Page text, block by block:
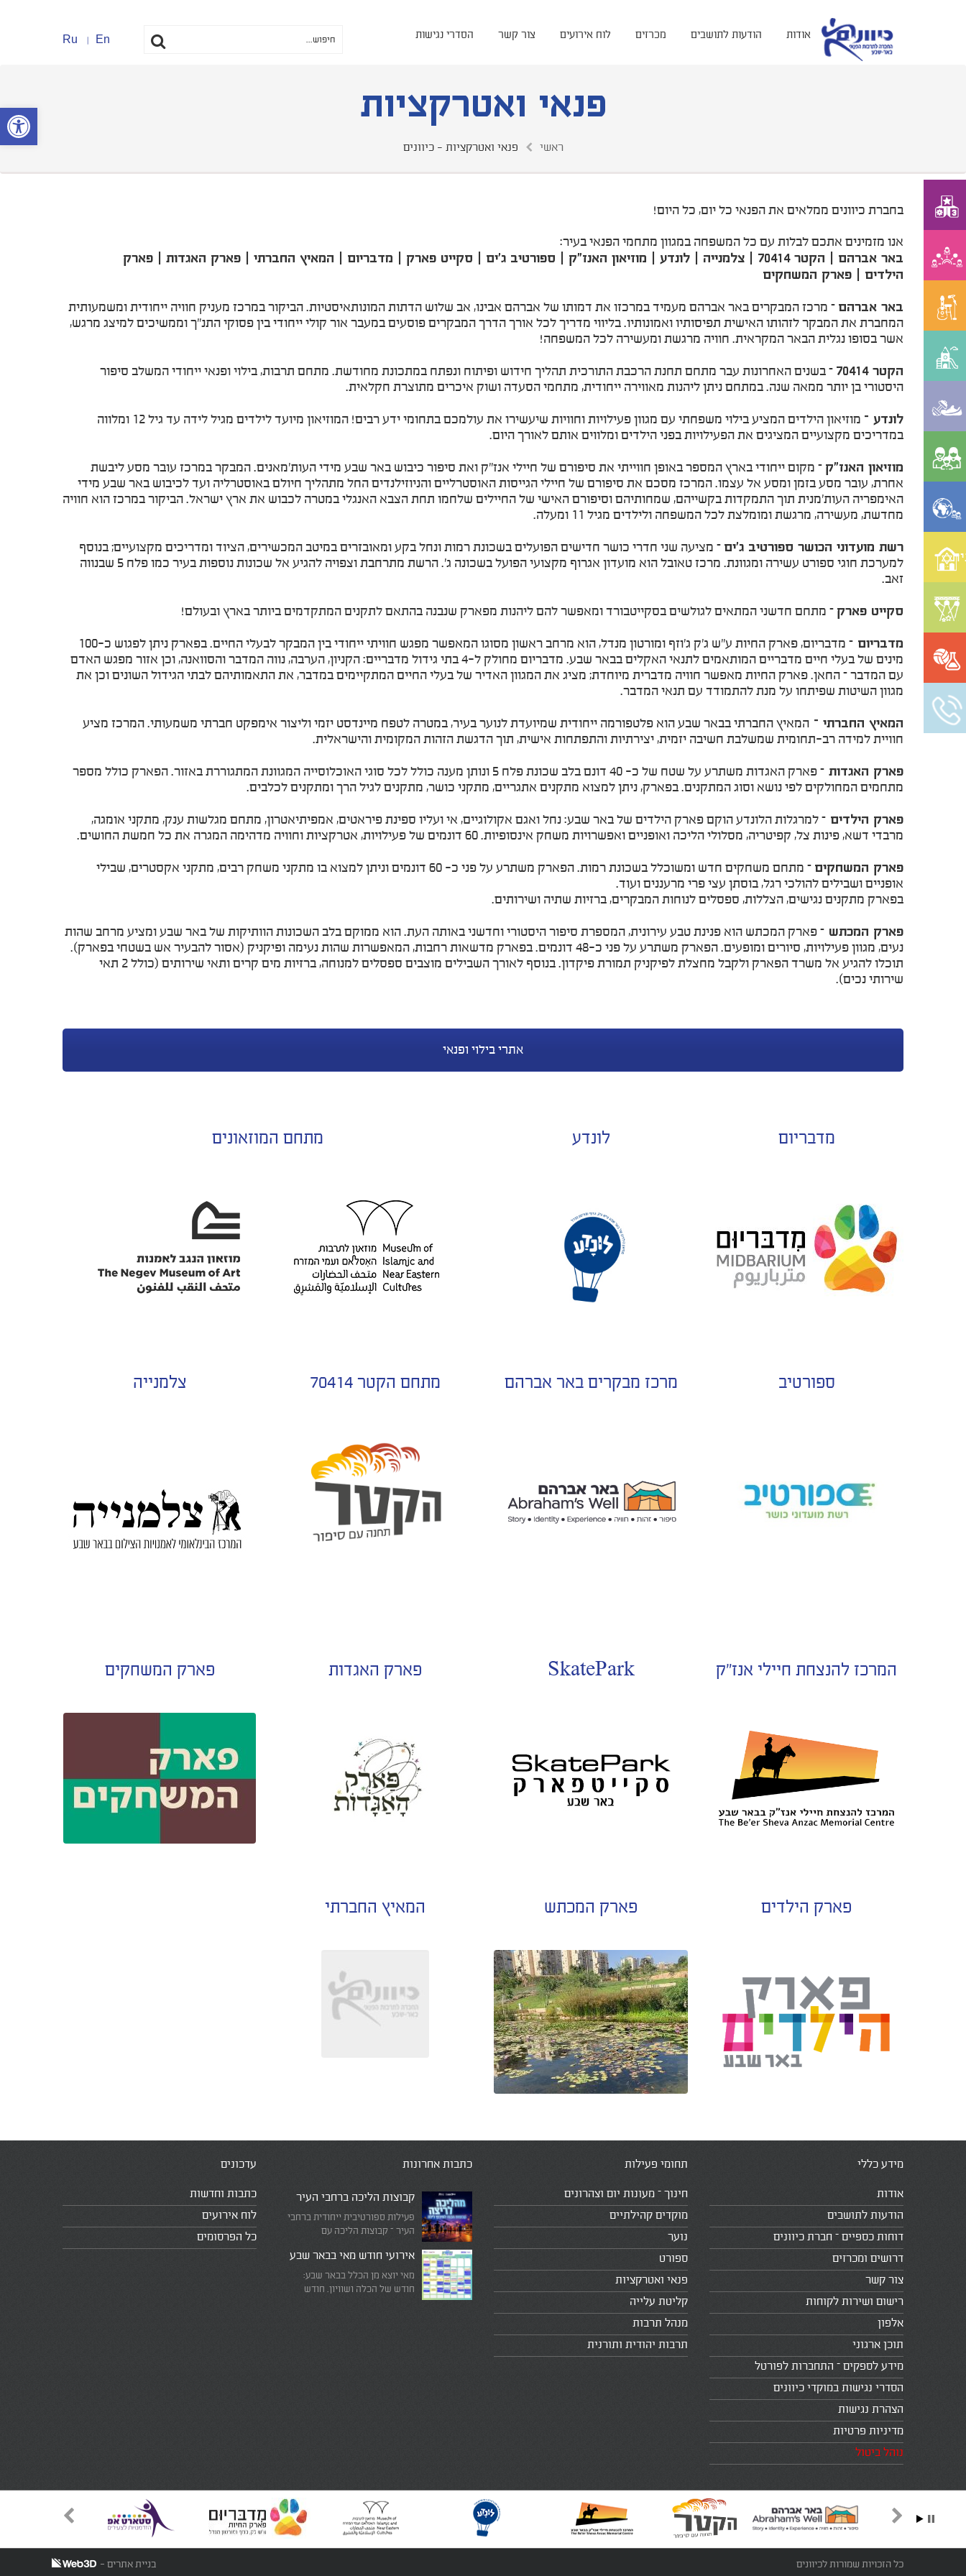
פתח סרגל
אודות הודעות לתושבים מכרזים לוח אירועים צור קשר הסדרי נגישות En
Ru
פנאי ואטרקציות
ראשי פנאי ואטרקציות - כיוונים
בחברת כיוונים ממלאים את הפנאי כל יום, כל היום!
אנו מזמינים אתכם לבלות עם כל המשפחה במגוון מתחמי הפנאי בעיר:
באר אברהם | הקטר 70414 | צלמנייה | לונדע | מוזיאון האנז"ק | ספורטיב ג'ים | סקייט פארק | מדבריום | המאיץ החברתי | פארק האגדות | פארק
הילדים | פארק המשחקים
באר אברהם – מרכז המבקרים באר אברהם מעמיד במרכזו את דמותו של אברהם אבינו, אב שלוש הדתות המונותאיסטיות. הביקור במרכז מעניק חוויה ייחודית ומשמעותית
המחברת את המבקר לזהותו האישית תפיסותיו ואמונותיו. בליווי מדריך לכל אורך הדרך המבקרים פוסעים במעבר אור קולי ייחודי בין פסוקי התנ"ך וממשיכים למיצג מרגש,
אשר בסופו נגלית הבאר המקראית. חוויה מרגשת ומעשירה לכל המשפחה!
הקטר 70414
– בשנים האחרונות עבר מתחם תחנת הרכבת התורכית תהליך חידוש ופיתוח ונפתח במתכונת מחודשת. מתחם תרבות, בילוי ופנאי ייחודי המשלב סיפור
היסטורי בן יותר ממאה שנה. במתחם ניתן ליהנות מאווירה ייחודית, מתחמי הסעדה ושוק איכרים מתוצרת חקלאית.
לונדע –
מוזיאון הילדים המציע בילוי משפחתי עם מגוון פעילויות וחוויות שיעשירו את עולמכם בתחומי ידע רבים! המוזיאון מיועד לילדים מגיל לידה עד גיל 12 ומלווה
במדריכים מקצועיים המציגים את הפעילויות בפני הילדים ומלווים אותם לאורך היום.
מוזיאון האנז"ק – מקום ייחודי בארץ המספר באופן חווייתי את סיפורם של חיילי אנז"ק ואת סיפור כיבוש באר שבע מידי העות'מאנים. המבקר במרכז עובר מסע ליבשת
אחרת, עובר מסע בזמן ומסע אל עצמו. המרכז מסכם את סיפורם של חיילי הגייסות האוסטרליים והניוזילנדים החל מתהליך חיולם באוסטרליה ועד לכיבוש באר שבע מידי
האימפריה העות'מנית תוך התמקדות בקשייהם, שמחותיהם וסיפורם האישי של החיילים שלחמו תחת הצבא האנגלי במטרה לכבוש את ארץ ישראל. הביקור במרכז הוא חוויה
מחדשת, מעשירה, מרגשת ומומלצת לכל המשפחה ולילדים מגיל 11 ומעלה.
רשת מועדוני הכושר ספורטיב ג'ים – מציעה שני חדרי כושר חדישים הפועלים בשכונת רמות ונחל בקע ומאובזרים במיטב המכשירים, הציוד ומדריכים מקצועיים; בנוסף
למערכת חוגי ספורט עשירה ומגוונת. מרכז טאובל הוא מועדון אגרוף מקצועי הפועל בשכונה ג'. הרשת מתרחבת וצפויה להגיע אל שכונות נוספות בעיר כמו פלח 5 שבנווה
זאב.
סקייט פארק – מתחם חדשני המתאים לגולשים בסקייטבורד ומאפשר להם ליהנות מפארק שנבנה בהתאם לתקנים המתקדמים ביותר בארץ ובעולם!
מדבריום
– מדבריום, פארק החיות ע"ש ג'ק ג'וזף ומורטון מנדל, הוא מרחב ראשון מסוגו המאפשר מפגש חוויתי ייחודי בין המבקר לבעלי החיים. בפארק ניתן לפגוש כ-100
מינים של בעלי חיים מדבריים המותאמים לתנאי האקלים בבאר שבע. מדבריום מחולק ל-4 בתי גידול מדבריים: הקניון, הערבה, נווה המדבר והסוואנה, וכן אזור מפגש האדם
עם המדבר – החאן. פארק החיות מאפשר חוויה מדברית מיוחדת; מציג את המגוון האדיר של בעלי החיים המתקיימים במדבר, את התאמותיהם לבתי הגידול השונים וכן את
מגוון השיטות שפיתחו על מנת להתמודד עם תנאי המדבר.
המאיץ החברתי – המאיץ החברתי בבאר שבע הוא פלטפורמה ייחודית שמיועדת לנוער בעיר, במטרה לטפח מיינדסט יזמי וליצור אימפקט חברתי משמעותי. המרכז מציע
חוויית למידה רב-תחומית שמשלבת חשיבה יזמית, יצירתיות והתפתחות אישית, תוך הדגשת הזהות המקומית והישראלית.
פארק האגדות
– פארק האגדות משתרע על שטח של כ- 40 דונם בלב שכונת פלח 5 ונותן מענה כולל לכל סוגי האוכלוסייה המגוונת המתגוררת באזור. הפארק כולל מספר
מתחמים המחולקים לפי נושא וסוג המתקנים. בפארק, ניתן למצוא מתקנים אתגריים, מתקני כושר, מתקנים לגיל הרך ומתקנים לכלבים.
פארק הילדים – למרגלות הלונדע הוקם פארק הילדים של באר שבע: נחל ואגם אקולוגיים, אי ועליו ספינת פיראטים, אמפיתיאטרון, מתחם מגלשות ענק, מתקני אומגה,
מרבדי דשא, פינות צל, קפיטריה, מסלולי הליכה ואופניים ואפשרויות משחק אינסופיות. 60 דונמים של פעילויות, אטרקציות וחוויה מדהימה המגרה את כל חמשת החושים.
פארק המשחקים
– מתחם משחקים חדש ומשוכלל בשכונת רמות. הפארק משתרע על פני כ- 60 דונמים וניתן למצוא בו מתקני משחק רבים, מתקני אקסטרים, שבילי
אופניים ושבילים להולכי רגל, בוסתן עצי פרי מרעננים ועוד.
בפארק מתקנים נגישים, הצללות, ספסלים לנוחות המבקרים, ברזיות שתיה ושירותים.
פארק המכתש – פארק המכתש הוא פנינת טבע עירונית, המספרת סיפור היסטורי וחדשני באותה העת. הוא ממוקם בלב השכונות הוותיקות של באר שבע ומציע מרחב שהות
נעים, מגוון פעילויות, סיורים ומופעים. הפארק משתרע על פני כ-48 דונמים. בפארק מדשאות רחבות, המאפשרות שהות נעימה ופיקניק (אסור להבעיר אש בשטחי בפארק).
תוכלו להגיע אל משרד הפארק ולקבל מחצלת לפיקניק תמורת פיקדון. בנוסף לאורך השבילים מוצבים ספסלים למנוחה, ברזיות מים קרים ותאי שירותים (כולל 2 תאי
שירותי נכים).
אתרי בילוי ופנאי
מתחם המוזאונים לונדע מדבריום
צלמנייה מתחם הקטר 70414 מרכז מבקרים באר אברהם ספורטיב
פארק המשחקים פארק האגדות SkatePark המרכז להנצחת חיילי אנז"ק
המאיץ החברתי פארק המכתש פארק הילדים
מידע כללי
אודות
הודעות לתושבים
דוחות כספיים – חברת כיוונים
דרושים ומכרזים
צור קשר
רישום ושירות לקוחות
אלפון
תוכן ארגוני
מידע לספקים – התחברות לפורטל
הסדרי נגישות במוקדי כיוונים
הצהרת נגישות
מדיניות פרטיות
נוהל ביטול
תחומי פעילות
חינוך – מעונות יום וצהרונים
מוקדים קהילתיים
נוער
ספורט
פנאי ואטרקציות
קליטת עלייה
מנהל תרבות
תרבות יהודית ותורנית
כתבות אחרונות
קבוצות הליכה ברחבי העיר
פעילות ספורטיבית ייחודית ברחבי
העיר – קבוצות הליכה עם
אירועי חודש מאי בבאר שבע
מאי יוצא מן הכלל בבאר שבע:
חודש של הכלה ושוויון. חודש
עדכונים
כתבות וחדשות
לוח אירועים
כל הפרסומים
כל הזכויות שמורות לכיוונים בניית אתרים -